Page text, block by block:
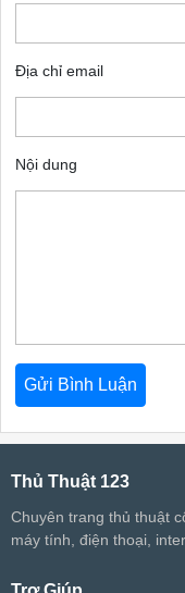
Địa chỉ email
Nội dung
Thủ Thuật 123
Chuyên trang thủ thuật
máy tính, điện thoại,